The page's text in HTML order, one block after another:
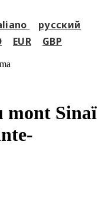
русский
EUR GBP
mont Sinaï